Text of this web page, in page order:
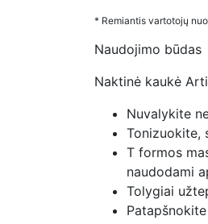
* Remiantis vartotojų
Naudojimo būdas
Naktinė kaukė
Nuvalykite
Tonizuokite,
T formos
naudodami
Tolygiai